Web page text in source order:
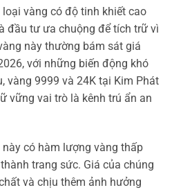
vàng có độ tinh khiết cao
đầu tư ưa chuộng để tích trữ vì
này thường bám sát giá
với những biến động khó
vàng 9999 và 24K tại Kim Phát
vững vai trò là kênh trú ẩn an
này có hàm lượng vàng thấp
trang sức. Giá của chúng
và chịu thêm ảnh hưởng